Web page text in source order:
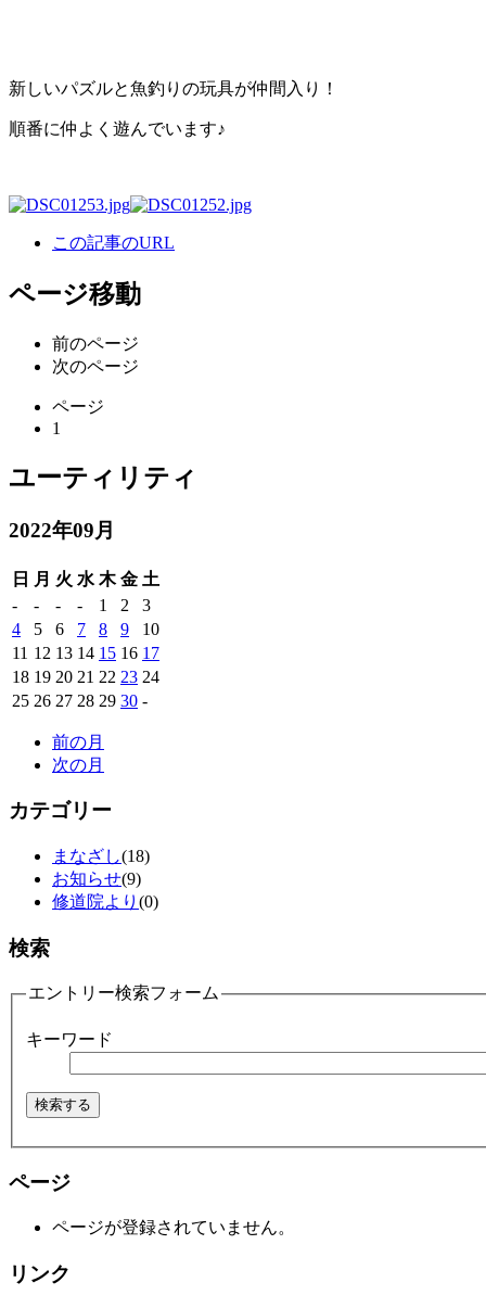
新しいパズルと魚釣りの玩具が仲間入り！
順番に仲よく遊んでいます♪
この記事のURL
ページ移動
前のページ
次のページ
ページ
1
ユーティリティ
2022年09月
日 月 火 水 木 金 土
-
- - - 1 2
3
4
5 6 7 8 9
10
11 12 13 14 15 16 17
18 19 20 21 22 23 24
25 26 27 28 29 30 -
前の月
次の月
カテゴリー
まなざし(18)
お知らせ(9)
修道院より (0)
検索
エントリー検索フォーム
キーワード
ページ
ページが登録されていません。
リンク